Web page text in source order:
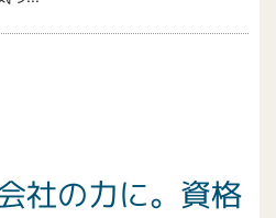
社の力に。資格